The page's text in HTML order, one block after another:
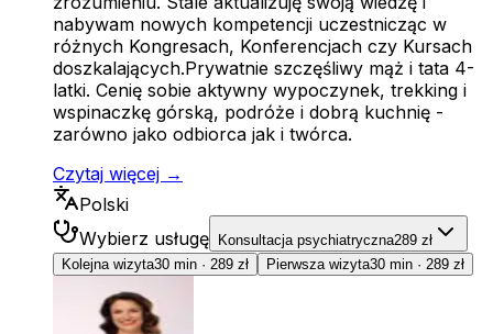
nabywam nowych kompetencji uczestnicząc w
różnych Kongresach, Konferencjach czy Kursach
doszkalających.Prywatnie szczęśliwy mąż i tata 4-
latki. Cenię sobie aktywny wypoczynek, trekking i
wspinaczkę górską, podróże i dobrą kuchnię -
zarówno jako odbiorca jak i twórca.
Czytaj więcej →
Polski
Wybierz usługę
Konsultacja psychiatryczna289 zł
Kolejna wizyta30 min · 289 zł Pierwsza wizyta30 min · 289 zł